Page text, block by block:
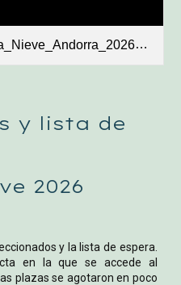
y lista de
2026
y la lista de espera.
en la que se accede al
plazas se agotaron en poco